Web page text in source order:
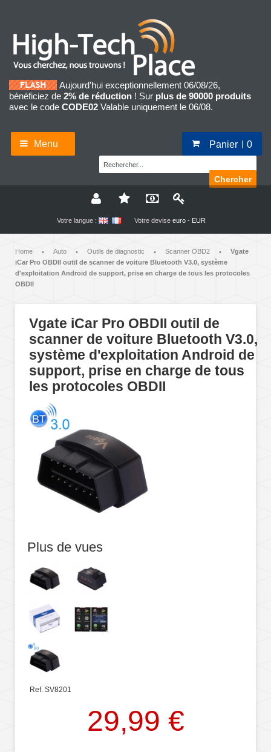
Aujourd’hui exceptionnellement 06/08/26,
bénéficiez de 2% de réduction ! Sur plus de 90000 produits
avec le code CODE02 Valable uniquement le 06/08.
Menu Panier 0
Chercher
Votre langue : Votre devise euro - EUR
Home • Auto • Outils de diagnostic • Scanner OBD2 •
Vgate
iCar Pro OBDII outil de scanner de voiture Bluetooth V3.0, système
d'exploitation Android de support, prise en charge de tous les protocoles
OBDII
Vgate iCar Pro OBDII outil de
scanner de voiture Bluetooth V3.0,
système d'exploitation Android de
support, prise en charge de tous
les protocoles OBDII
Plus de vues
Ref. SV8201
29,99 €